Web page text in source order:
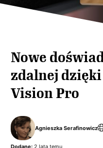
Nowe
zdalnej
Vision Pro
Agnieszka Serafinowicz